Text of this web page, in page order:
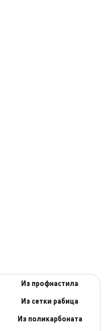
Из профнастила
Из сетки рабица
Из поликарбоната